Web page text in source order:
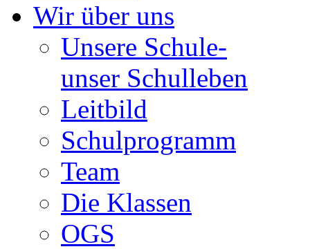
Wir über uns
Unsere Schule-
unser Schulleben
Leitbild
Schulprogramm
Team
Die Klassen
OGS